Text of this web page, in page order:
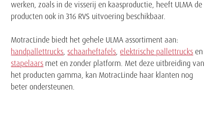
werken, zoals in de visserij en kaasproductie, heeft ULMA de
producten ook in 316 RVS uitvoering beschikbaar.
MotracLinde biedt het gehele ULMA assortiment aan:
handpallettrucks, schaarheftafels, elektrische pallettrucks en
stapelaars met en zonder platform. Met deze uitbreiding van
het producten gamma, kan MotracLinde haar klanten nog
beter ondersteunen.